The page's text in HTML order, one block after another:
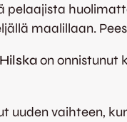
pelaajista
maalillaan.
on onnistunut
uuden vaihteen,